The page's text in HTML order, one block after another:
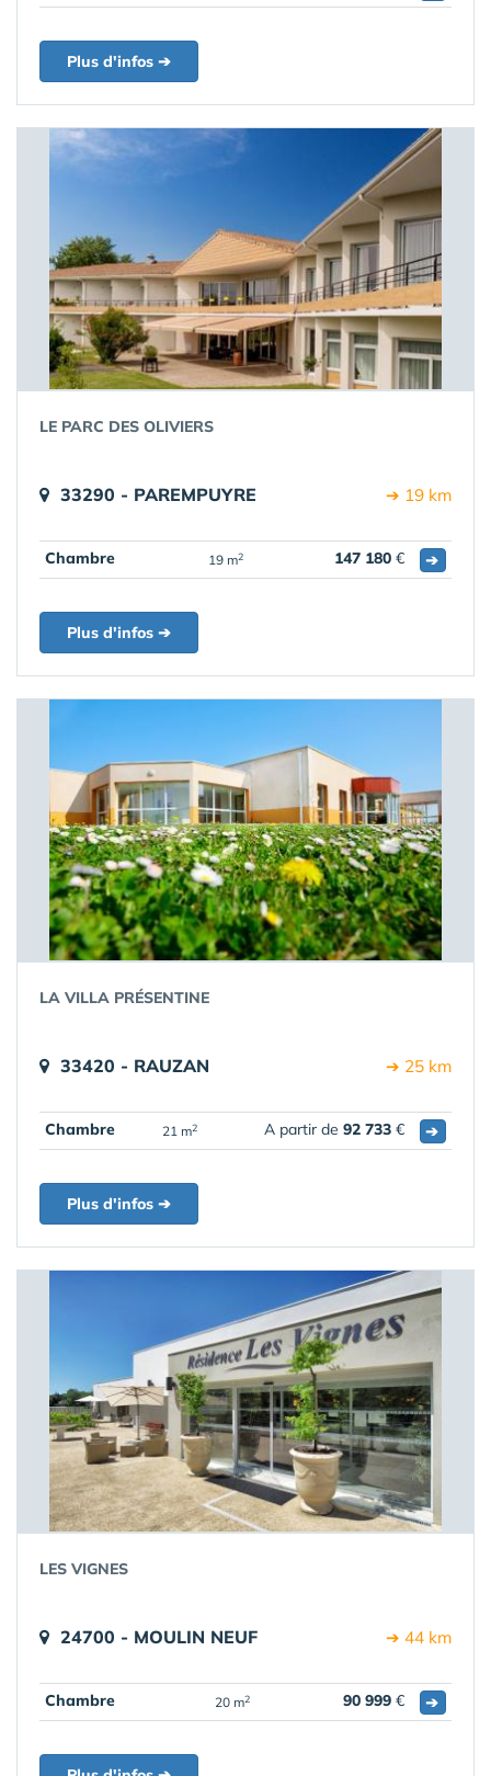
Plus d'infos ➔
LE PARC DES OLIVIERS
33290 - PAREMPUYRE ➔ 19 km
Chambre 19 m2 147 180 € ➔
Plus d'infos ➔
LA VILLA PRÉSENTINE
33420 - RAUZAN ➔ 25 km
Chambre 21 m2 A partir de 92 733 € ➔
Plus d'infos ➔
LES VIGNES
24700 - MOULIN NEUF ➔ 44 km
Chambre 20 m2 90 999 € ➔